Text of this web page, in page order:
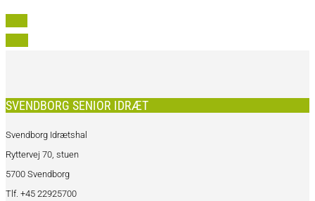
SVENDBORG SENIOR IDRÆT
Svendborg Idrætshal
Ryttervej 70, stuen
5700 Svendborg
Tlf. +45 22925700